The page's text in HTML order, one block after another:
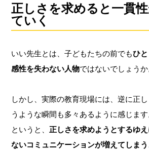
正しさを求めると一貫
ていく
いい先⽣とは、⼦どもたちの前でもひ
感性を失わない⼈物ではないでしょうか
しかし、実際の教育現場には、逆に正
うような瞬間も多々あるように感じま
というと、正しさを求めようとするゆ
ないコミュニケーションが増えてしまう